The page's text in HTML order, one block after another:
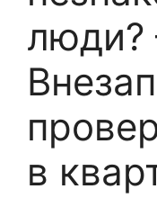
люди?
в